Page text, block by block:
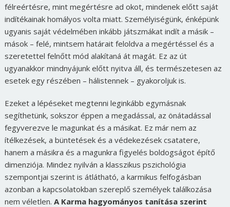
félreértésre, mint megértésre ad okot, mindenek előtt saját
indítékainak homályos volta miatt. Személyiségünk, énképünk
ugyanis saját védelmében inkább játszmákat indít a másik –
mások – felé, mintsem határait feloldva a megértéssel és a
szeretettel felnőtt mód alakítaná át magát. Ez az út
ugyanakkor mindnyájunk előtt nyitva áll, és természetesen az
esetek egy részében – hálistennek – gyakoroljuk is.
Ezeket a lépéseket megtenni leginkább egymásnak
segíthetünk, sokszor éppen a megadással, az önátadással
fegyverezve le magunkat és a másikat. Ez már nem az
ítélkezések, a büntetések és a védekezések csatatere,
hanem a másikra és a magunkra figyelés boldogságot építő
dimenziója. Mindez nyilván a klasszikus pszichológia
szempontjai szerint is átlátható, a karmikus felfogásban
azonban a kapcsolatokban szereplő személyek találkozása
nem véletlen. A Karma hagyományos tanítása szerint